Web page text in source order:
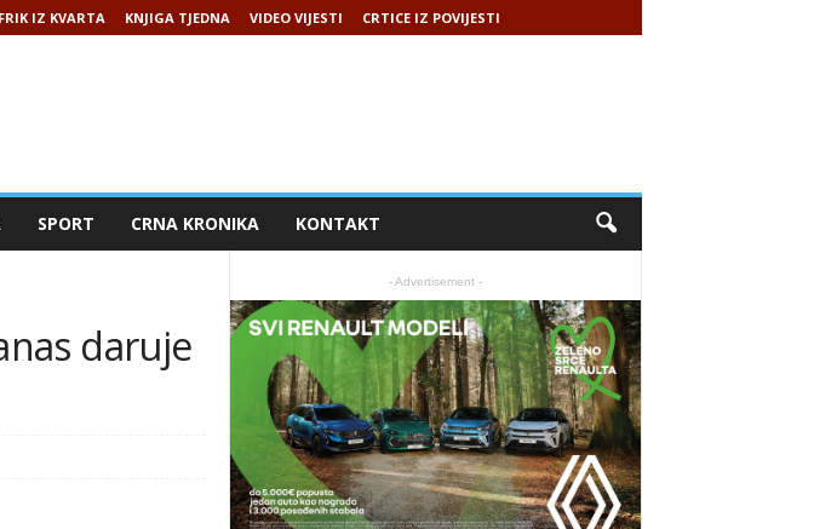
FRIK IZ KVARTA KNJIGA TJEDNA VIDEO VIJESTI CRTICE IZ POVIJESTI
SPORT CRNA KRONIKA KONTAKT
daruje
- Advertisement -